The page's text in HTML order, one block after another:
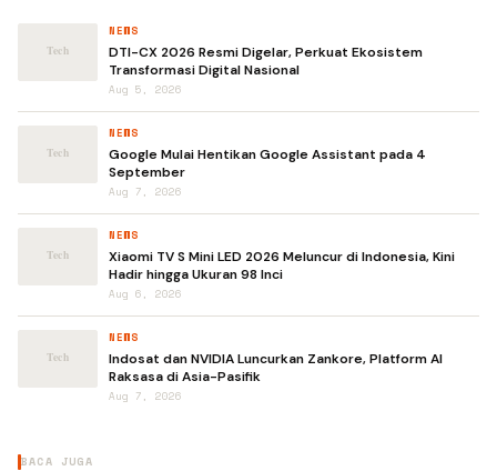
NEWS
DTI-CX 2026 Resmi Digelar, Perkuat Ekosistem
Transformasi Digital Nasional
Aug 5, 2026
NEWS
Google Mulai Hentikan Google Assistant pada 4
September
Aug 7, 2026
NEWS
Xiaomi TV S Mini LED 2026 Meluncur di Indonesia, Kini
Hadir hingga Ukuran 98 Inci
Aug 6, 2026
NEWS
Indosat dan NVIDIA Luncurkan Zankore, Platform AI
Raksasa di Asia-Pasifik
Aug 7, 2026
BACA JUGA